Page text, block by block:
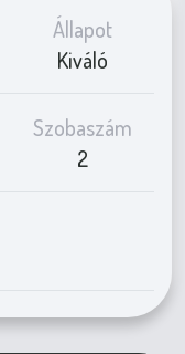
Állapot
Kiváló
Szobaszám
2